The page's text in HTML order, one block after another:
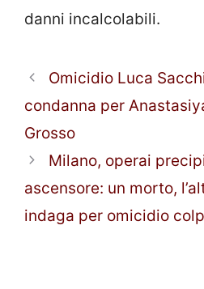
danni incalcolabili.
Omicidio Luca
condanna per
Grosso
Milano, operai
ascensore: un morto,
indaga per omicidio